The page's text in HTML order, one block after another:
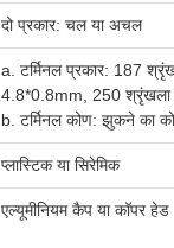
दो प्रकार: चल या अचल
a. टर्मिनल प्रकार: 187
4.8*0.8mm, 250
b. टर्मिनल कोण: झुकने का
प्लास्टिक या सिरेमिक
एल्यूमीनियम कैप या कॉपर हेड